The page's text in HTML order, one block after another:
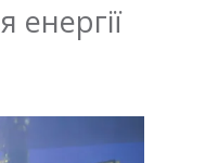
енергії